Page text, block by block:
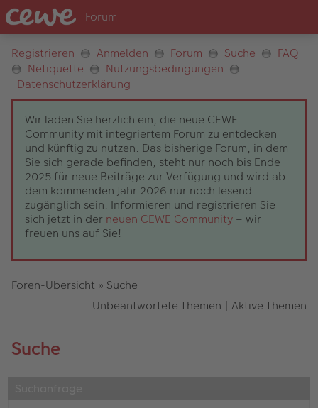
Registrieren Anmelden Forum Suche
FAQ
Netiquette
Nutzungsbedingungen
Datenschutzerklärung
Wir laden Sie herzlich ein, die neue CEWE
Community mit integriertem Forum zu entdecken
und künftig zu nutzen. Das bisherige Forum, in dem
Sie sich gerade befinden, steht nur noch bis Ende
2025 für neue Beiträge zur Verfügung und wird ab
dem kommenden Jahr 2026 nur noch lesend
zugänglich sein. Informieren und registrieren Sie
sich jetzt in der neuen CEWE Community – wir
freuen uns auf Sie!
Foren-Übersicht » Suche
Unbeantwortete Themen | Aktive Themen
Suche